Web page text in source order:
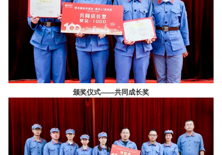
颁奖仪式——共同成长奖